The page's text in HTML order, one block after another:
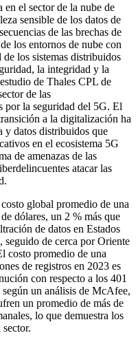
el sector de la nube de
sensible de los datos de
de las brechas de
los entornos de nube con
los sistemas distribuidos
la integridad y la
de Thales CPL de
de las
por la seguridad del 5G. El
a la digitalización ha
y datos distribuidos que
en el ecosistema 5G
de amenazas de las
atacar las
global promedio de una
dólares, un 2 % más que
de datos en Estados
seguido de cerca por Oriente
costo promedio de una
de registros en 2023 es
con respecto a los 401
un análisis de McAfee,
un promedio de más de
lo que demuestra los